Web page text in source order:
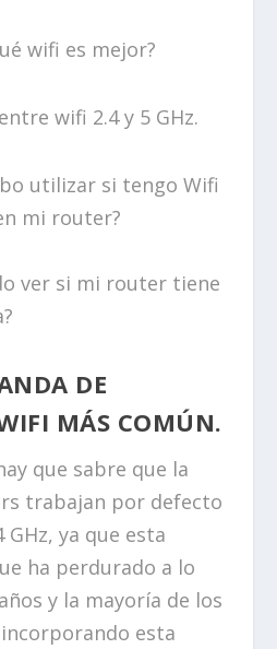
wifi es mejor?
wifi 2.4 y 5 GHz.
utilizar si tengo Wifi
mi router?
ver si mi router tiene
DE
MÁS COMÚN.
que sabre que la
trabajan por defecto
GHz, ya que esta
ha perdurado a lo
y la mayoría de los
esta